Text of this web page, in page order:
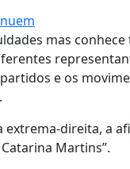
mas
e os
extrema-direita, a
Martins”.